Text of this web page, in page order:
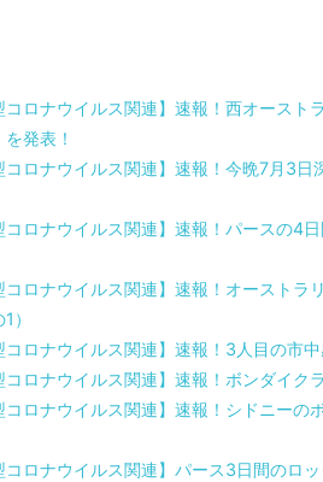
ロナウイルス関連】速報！西オースト
発表！
コロナウイルス関連】速報！今晩7月3
コロナウイルス関連】速報！パースの4
コロナウイルス関連】速報！オースト
）
ロナウイルス関連】速報！3人目の市
ロナウイルス関連】速報！ボンダイク
ロナウイルス関連】速報！シドニーの
ロナウイルス関連】パース3日間のロ